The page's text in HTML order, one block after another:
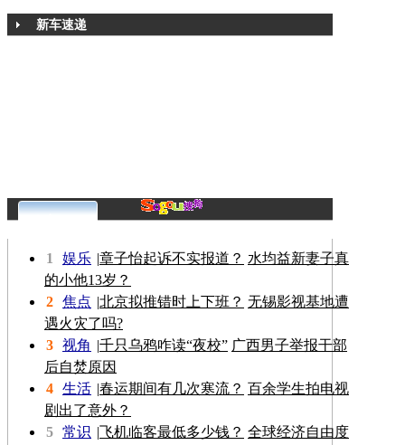
新车速递
1 娱乐 |章子怡起诉不实报道？ 水均益新妻子真
的小他13岁？
2 焦点 |北京拟推错时上下班？ 无锡影视基地遭
遇火灾了吗?
3 视角 |千只乌鸦咋读“夜校” 广西男子举报干部
后自焚原因
4 生活 |春运期间有几次寒流？ 百余学生拍电视
剧出了意外？
5 常识 |飞机临客最低多少钱？ 全球经济自由度